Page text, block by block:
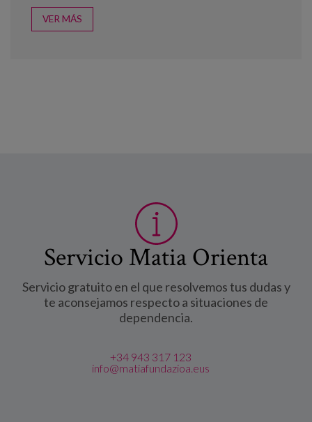
VER MÁS
Servicio Matia Orienta
Servicio gratuito en el que resolvemos tus dudas y
te aconsejamos respecto a situaciones de
dependencia.
+34 943 317 123
info@matiafundazioa.eus